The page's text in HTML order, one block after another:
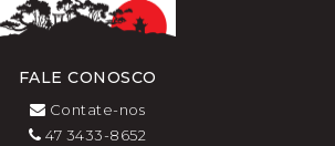
FALE CONOSCO
Contate-nos
47 3433-8652